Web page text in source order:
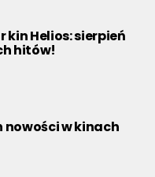
kin Helios: sierpień
hitów!
w kinach